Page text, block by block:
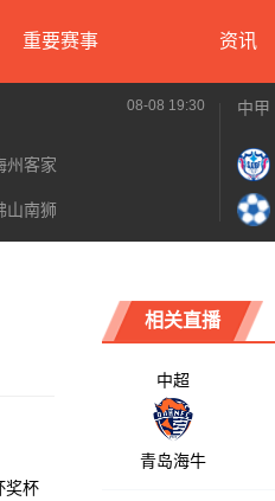
重要赛事 资讯
08-08 19:30
州客家
山南狮
中甲
奖杯
相关直播
中超
青岛海牛